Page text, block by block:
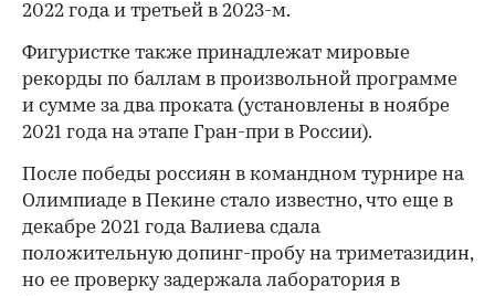
2022 года и третьей в 2023-м.
Фигуристке также принадлежат мировые
рекорды по баллам в произвольной программе
и сумме за два проката (установлены в ноябре
2021 года на этапе Гран-при в России).
После победы россиян в командном турнире на
Олимпиаде в Пекине стало известно, что еще в
декабре 2021 года Валиева сдала
положительную допинг-пробу на триметазидин,
но ее проверку задержала лаборатория в